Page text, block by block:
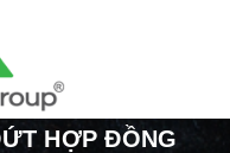
HỢP ĐỒNG